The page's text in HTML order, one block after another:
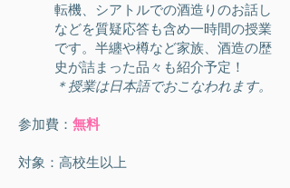
転機、シアトルでの酒造りのお話し
などを質疑応答も含め一時間の授業
です。半纏や樽など家族、酒造の歴
史が詰まった品々も紹介予定！
＊授業は日本語でおこなわれます。
参加費： 無料
対象：高校生以上